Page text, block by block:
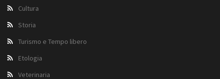
Cultura
Storia
Turismo e Tempo libero
Etologia
Veterinaria